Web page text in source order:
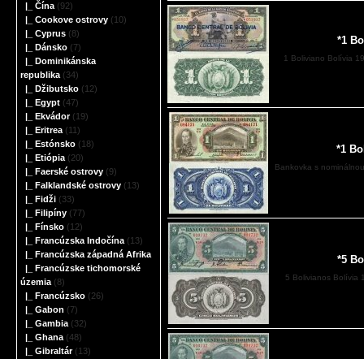
|_ Čína (92)
|_ Cookove ostrovy (10)
|_ Cyprus (8)
|_ Dánsko (7)
|_ Dominikánska
republika (34)
|_ Džibutsko (12)
|_ Egypt (47)
|_ Ekvádor(19)
|_ Eritrea (11)
|_ Estónsko (18)
|_ Etiópia (20)
|_ Faerské ostrovy (9)
|_ Falklandské ostrovy (13)
|_ Fidži (33)
|_ Filipíny (77)
|_ Fínsko (12)
|_ Francúzska Indočína (13)
|_ Francúzska západná Afrika
|_ Francúzske tichomorské
územia (8)
|_ Francúzsko (26)
|_ Gabon (7)
|_ Gambia (32)
|_ Ghana (48)
|_ Gibraltár(13)
*1
1 Boliviano Bolívia
*1
Bankovka s
*5
5 Bolivianos Bolívia